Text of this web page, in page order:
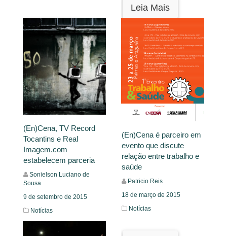
Leia Mais
Leia Mais
(En)Cena, TV Record
Tocantins e Real
Imagem.com
estabelecem parceria
Sonielson Luciano de
Sousa
9 de setembro de 2015
Notícias
(En)Cena é parceiro em
evento que discute
relação entre trabalho e
saúde
Patricio Reis
18 de março de 2015
Notícias